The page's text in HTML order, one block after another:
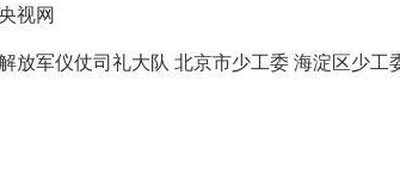
视网
放军仪仗司礼大队 北京市少工委 海淀区少工